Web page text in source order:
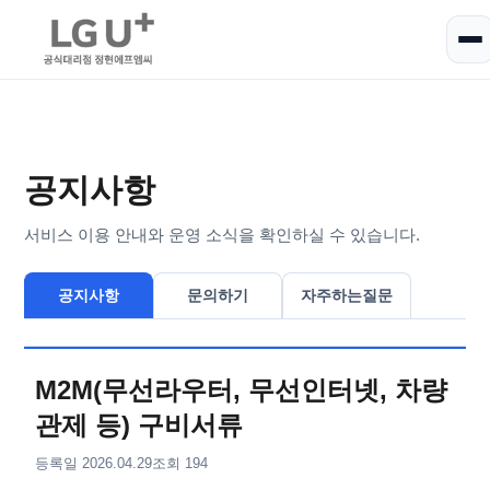
공지사항
서비스 이용 안내와 운영 소식을 확인하실 수 있습니다.
공지사항 문의하기 자주하는질문
M2M(무선라우터, 무선인터넷, 차량
관제 등) 구비서류
등록일 2026.04.29조회 194